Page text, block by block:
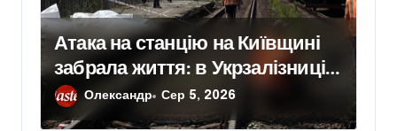
Атака на станцію на Київщині
забрала життя: в Укрзалізниці
розповіли, чому потяги не
зупиняють рух під час ударів
Олександр Сер 5, 2026